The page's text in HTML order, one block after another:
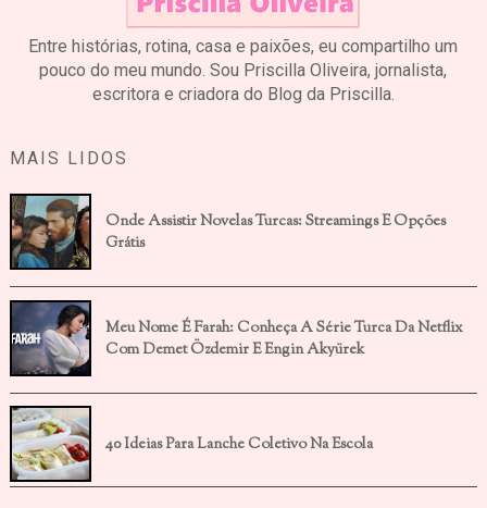
Entre histórias, rotina, casa e paixões, eu compartilho um
pouco do meu mundo. Sou Priscilla Oliveira, jornalista,
escritora e criadora do Blog da Priscilla.
MAIS LIDOS
Onde Assistir Novelas Turcas: Streamings E Opções
Grátis
Meu Nome É Farah: Conheça A Série Turca Da Netflix
Com Demet Özdemir E Engin Akyürek
40 Ideias Para Lanche Coletivo Na Escola